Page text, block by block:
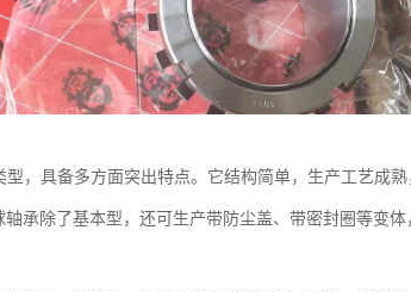
，具备多方面突出特点。它结构简单，生产工艺成
承除了基本型，还可生产带防尘盖、带密封圈等变体